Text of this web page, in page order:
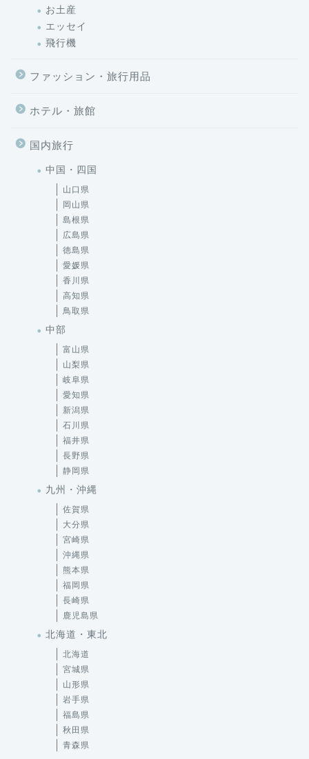
お土産
エッセイ
飛行機
ファッション・旅行用品
ホテル・旅館
国内旅行
中国・四国
山口県
岡山県
島根県
広島県
徳島県
愛媛県
香川県
高知県
鳥取県
中部
富山県
山梨県
岐阜県
愛知県
新潟県
石川県
福井県
長野県
静岡県
九州・沖縄
佐賀県
大分県
宮崎県
沖縄県
熊本県
福岡県
長崎県
鹿児島県
北海道・東北
北海道
宮城県
山形県
岩手県
福島県
秋田県
青森県